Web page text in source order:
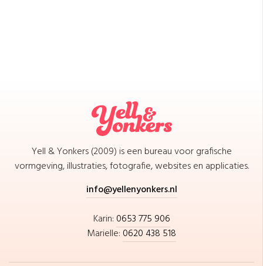
Yell & Yonkers (2009) is een bureau voor grafische
vormgeving, illustraties, fotografie, websites en applicaties.
info@yellenyonkers.nl
Karin: 0653 775 906
Marielle: 0620 438 518